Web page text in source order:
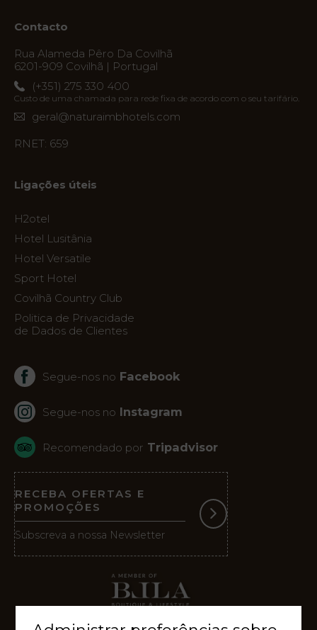
Ofertas
My
Natura
Destino
de
Vouchers
Contacto
Localização
Notícias
Visita
Virtual
Contacto
Rua Alameda Pêro Da Covilhã
6201-909 Covilhã | Portugal
(+351) 275 330 400
Custo de uma chamada para rede fixa de acordo com o seu tarifário.
geral@naturaimbhotels.com
RNET: 659
Ligações úteis
H2otel
Hotel Lusitânia
Hotel Versatile
Sport Hotel
Covilhã Country Club
Politica de Privacidade
de Dados de Clientes
Segue-nos no Facebook
Segue-nos no Instagram
Recomendado por Tripadvisor
RECEBA OFERTAS E
PROMOÇÕES
Subscreva a nossa Newsletter